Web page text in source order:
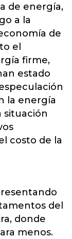
de energía,
a la
de
el
firme,
estado
la energía
situación
costo de la
del
donde
menos.